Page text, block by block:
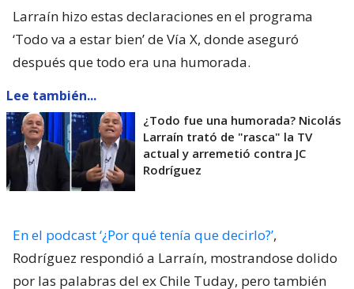
Larraín hizo estas declaraciones en el programa
‘Todo va a estar bien’ de Vía X, donde aseguró
después que todo era una humorada.
Lee también...
¿Todo fue una humorada? Nicolás
Larraín trató de "rasca" la TV
actual y arremetió contra JC
Rodríguez
En el podcast ‘¿Por qué tenía que decirlo?’,
Rodríguez respondió a Larraín, mostrandose dolido
por las palabras del ex Chile Tuday, pero también